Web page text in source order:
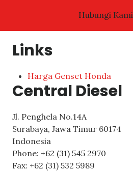
Hubungi Kami
Links
Harga Genset Honda
Central Diesel
Jl. Penghela No.14A
Surabaya, Jawa Timur 60174
Indonesia
Phone: +62 (31) 545 2970
Fax: +62 (31) 532 5989